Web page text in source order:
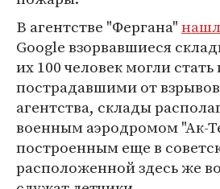
В агентстве "Фергана"
Google взорвавшиеся
их 100 человек могли
пострадавшими от
агентства, склады
военным аэродромом "Ак-
построенным еще в
расположенной здесь же